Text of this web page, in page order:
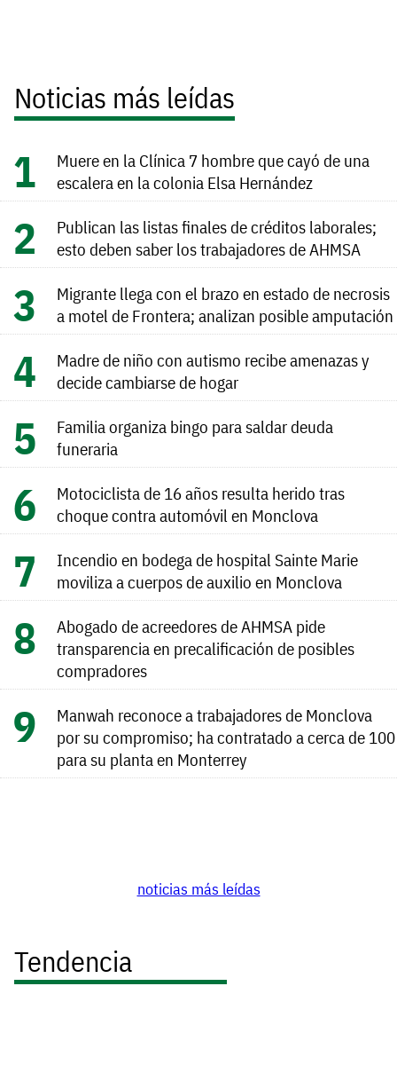
Noticias más leídas
Muere en la Clínica 7 hombre que cayó de una
escalera en la colonia Elsa Hernández
Publican las listas finales de créditos laborales;
esto deben saber los trabajadores de AHMSA
Migrante llega con el brazo en estado de necrosis
a motel de Frontera; analizan posible amputación
Madre de niño con autismo recibe amenazas y
decide cambiarse de hogar
Familia organiza bingo para saldar deuda
funeraria
Motociclista de 16 años resulta herido tras
choque contra automóvil en Monclova
Incendio en bodega de hospital Sainte Marie
moviliza a cuerpos de auxilio en Monclova
Abogado de acreedores de AHMSA pide
transparencia en precalificación de posibles
compradores
Manwah reconoce a trabajadores de Monclova
por su compromiso; ha contratado a cerca de 100
para su planta en Monterrey
noticias más leídas
Tendencia